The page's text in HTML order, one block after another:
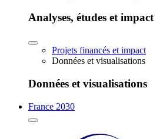
Analyses, études et impact
Projets financés et impact
Données et visualisations
Données et visualisations
France 2030